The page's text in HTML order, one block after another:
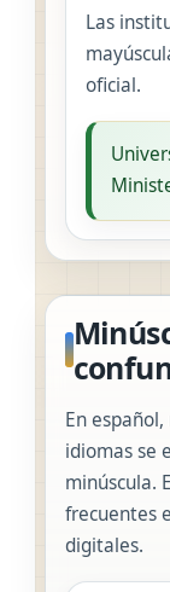
Las
oficial.
En
idiomas se
minúscula.
frecuentes
digitales.